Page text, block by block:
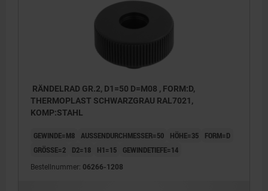
RÄNDELRAD GR.2, D1=50 D=M08 , FORM:D,
THERMOPLAST SCHWARZGRAU RAL7021,
KOMP:STAHL
GEWINDE=M8 AUSSENDURCHMESSER=50 HÖHE=35
FORM=D
GRÖSSE=2
D2=18 H1=15 GEWINDETIEFE=14
Bestellnummer: 06266-1208